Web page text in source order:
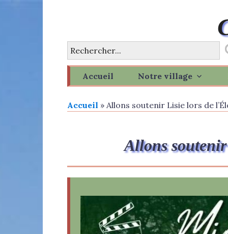
Accueil Notre village
Accueil » Allons soutenir Lisie lors de
Allons